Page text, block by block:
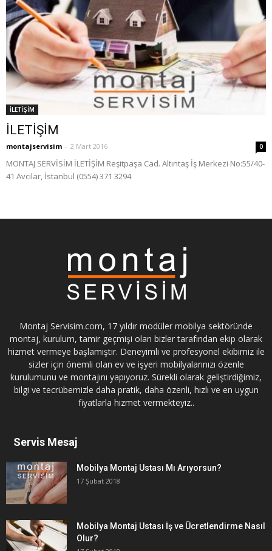
İLETİŞİM
İLETİŞİM
montajservisim - 2 Mart 2016 0
MONTAJ SERVİSİM İLETİŞİM Reşitpaşa Cad. Altıntaş İş Merkezi No:55/40-
41 Avcılar, İstanbul (0554) 371 3294
Montaj Servisim.com, 17 yıldır modüler mobilya sektöründe
montaj, kurulum, tamir geçmişi olan bizler tarafından ekip olarak
hizmet vermeye başlamıştır. Deneyimli ve profesyonel ekibimiz ile
sizler için önemli olan ev ve işyeri mobilyalarınızı özenle
kurulumunu ve montajını yapıyoruz. Sürekli olarak geliştirdiğimiz,
bilgi ve tecrübemizle daha pratik, daha özenli, hızlı ve en uygun
fiyatlarla hizmet vermekteyiz..
Servis Mesaj
Mobilya Montaj Ustası Mı Arıyorsun?
17 Şubat 2018
Mobilya Montaj Ustası İş ve Ücretlendirme Nasıl
Olur?